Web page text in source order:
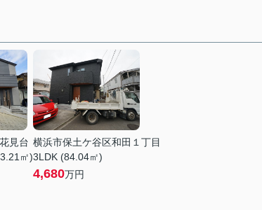
見台
㎡)
横浜市保土ケ谷区和田１丁目
3LDK (84.04㎡)
4,680万円